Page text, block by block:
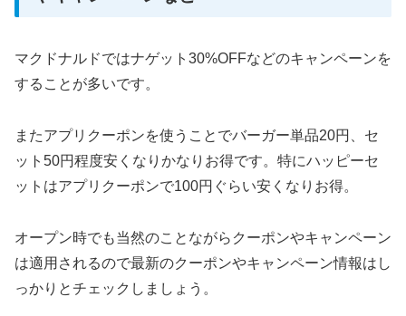
マクドナルドではナゲット30%OFFなどのキャンペーンを
することが多いです。
またアプリクーポンを使うことでバーガー単品20円、セ
ット50円程度安くなりかなりお得です。特にハッピーセ
ットはアプリクーポンで100円ぐらい安くなりお得。
オープン時でも当然のことながらクーポンやキャンペーン
は適用されるので最新のクーポンやキャンペーン情報はし
っかりとチェックしましょう。